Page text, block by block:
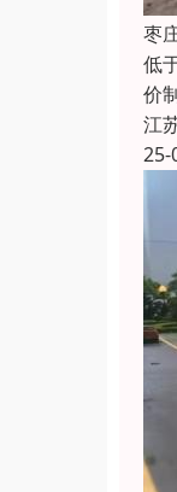
枣
低
价
江
25-